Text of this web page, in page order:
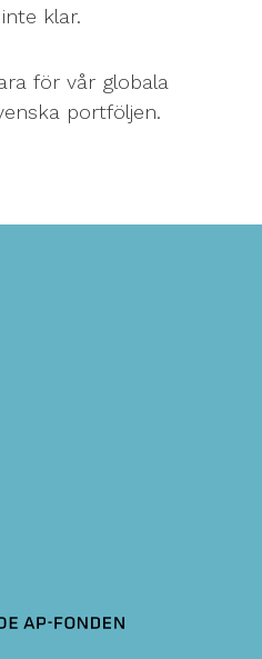
klar.
för vår globala
portföljen.